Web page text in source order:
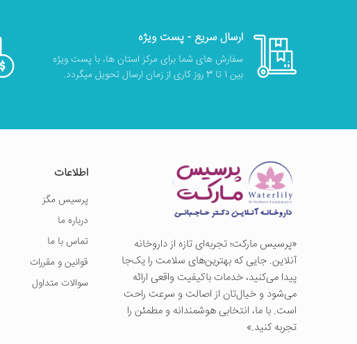
ارسال سریع - پست ویژه
سفارش های شما برای مرکز استان ها، با پست ویژه
بین 1 تا 3 روز کاری از زمان ارسال تحویل میگردد.
«پرسيس ماركت؛ تجربه‌ای تازه از داروخانه
آنلاین. جایی که بهترین‌های سلامت را یک‌جا
پیدا می‌کنید، خدمات باکیفیت واقعی ارائه
می‌شود و خیال‌تان از اصالت و سرعت راحت
است. با ما، انتخابی هوشمندانه و مطمئن را
تجربه کنید.»
اطلاعات
پرسیس مگز
درباره ما
تماس با ما
قوانین و مقررات
سوالات متداول